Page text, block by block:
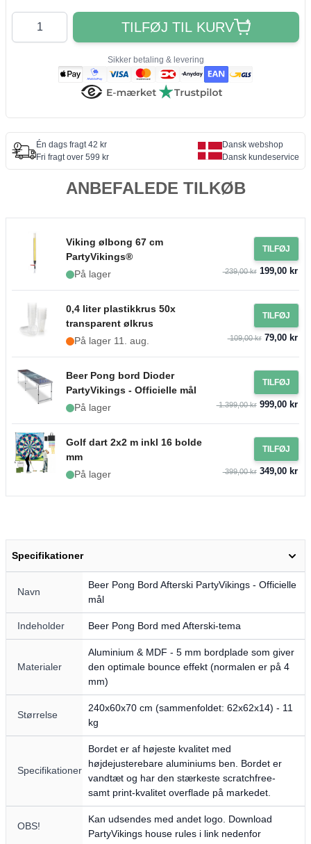
Antal
TILFØJ TIL KURV
Sikker betaling & levering
Én dags fragt 42 kr
Fri fragt over 599 kr
Dansk webshop
Dansk kundeservice
ANBEFALEDE TILKØB
Viking ølbong 67 cm
PartyVikings®
På lager
TILFØJ
239,00 kr199,00 kr
0,4 liter plastikkrus 50x
transparent ølkrus
På lager 11. aug.
TILFØJ
109,00 kr79,00 kr
Beer Pong bord Dioder
PartyVikings - Officielle mål
På lager
TILFØJ
1.399,00 kr999,00 kr
Golf dart 2x2 m inkl 16 bolde
mm
På lager
TILFØJ
399,00 kr349,00 kr
Specifikationer
Navn
Beer Pong Bord Afterski PartyVikings - Officielle
mål
Indeholder Beer Pong Bord med Afterski-tema
Materialer
Aluminium & MDF - 5 mm bordplade som giver
den optimale bounce effekt (normalen er på 4
mm)
Størrelse
240x60x70 cm (sammenfoldet: 62x62x14) - 11
kg
Specifikationer
Bordet er af højeste kvalitet med
højdejusterebare aluminiums ben. Bordet er
vandtæt og har den stærkeste scratchfree-
samt print-kvalitet overflade på markedet.
OBS!
Kan udsendes med andet logo. Download
PartyVikings house rules i link nedenfor